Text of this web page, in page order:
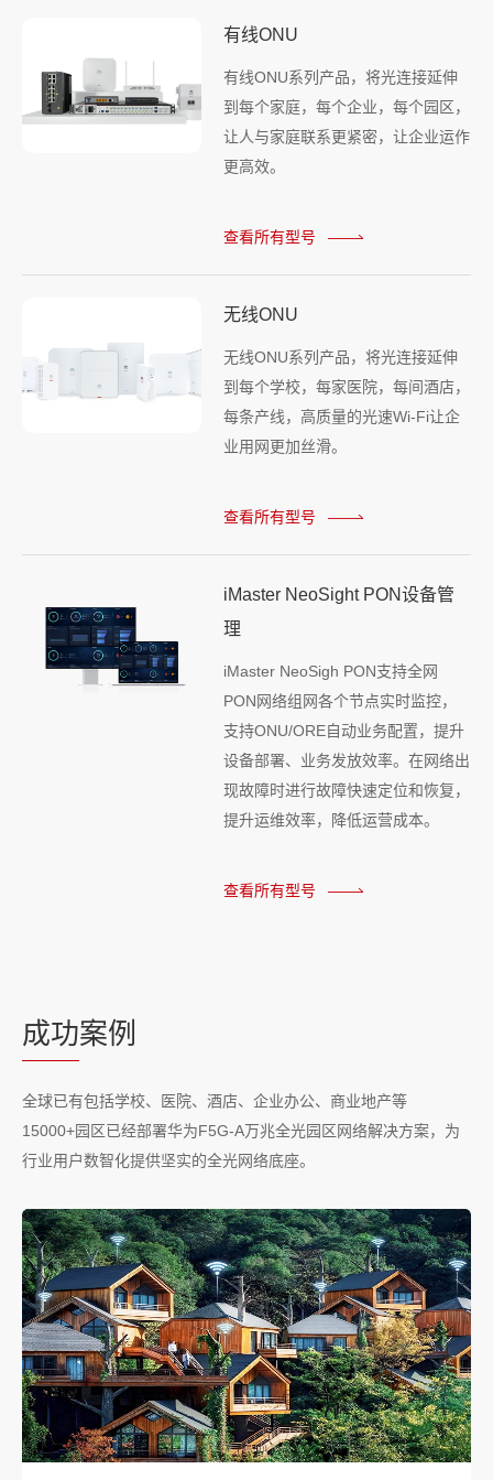
有线ONU
有线ONU系列产品，将光连接延伸
到每个家庭，每个企业，每个园区，
让人与家庭联系更紧密，让企业运作
更高效。
查看所有型号
无线ONU
无线ONU系列产品，将光连接延伸
到每个学校，每家医院，每间酒店，
每条产线，高质量的光速Wi-Fi让企
业用网更加丝滑。
查看所有型号
iMaster NeoSight PON设备管
理
iMaster NeoSigh PON支持全网
PON网络组网各个节点实时监控，
支持ONU/ORE自动业务配置，提升
设备部署、业务发放效率。在网络出
现故障时进行故障快速定位和恢复，
提升运维效率，降低运营成本。
查看所有型号
成功案例
全球已有包括学校、医院、酒店、企业办公、商业地产等
15000+园区已经部署华为F5G-A万兆全光园区网络解决方案，为
行业用户数智化提供坚实的全光网络底座。